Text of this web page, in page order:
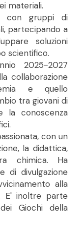
materiali.
con gruppi di
partecipando a
soluzioni
scientifico.
2025-2027
collaborazione
e quello
tra giovani di
la conoscenza
con un
la didattica,
chimica. Ha
di divulgazione
alla
E' inoltre parte
Giochi della